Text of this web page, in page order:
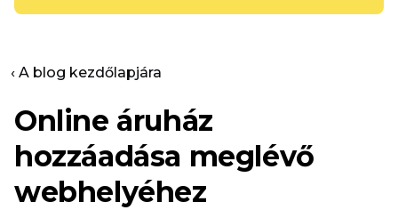
‹ A blog kezdőlapjára
Online áruház
hozzáadása meglévő
webhelyéhez